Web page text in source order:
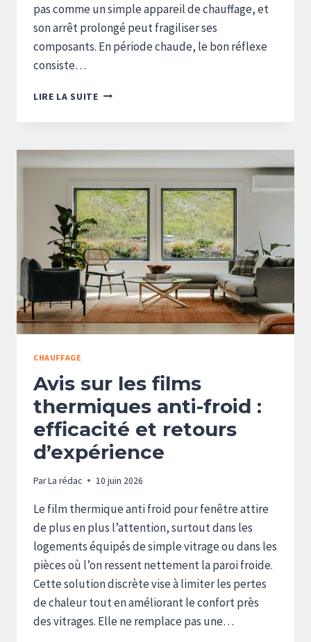
pas comme un simple appareil de chauffage, et
son arrêt prolongé peut fragiliser ses
composants. En période chaude, le bon réflexe
consiste…
LIRE LA SUITEFAUT-
POMPE
À
L’ÉTÉ
?
CE
QU’IL
FAUT
SAVOIR
CHAUFFAGE
Avis sur les films
thermiques anti-froid :
efficacité et retours
d’expérience
ParLa rédac 10 juin 2026
Le film thermique anti froid pour fenêtre attire
de plus en plus l’attention, surtout dans les
logements équipés de simple vitrage ou dans les
pièces où l’on ressent nettement la paroi froide.
Cette solution discrète vise à limiter les pertes
de chaleur tout en améliorant le confort près
des vitrages. Elle ne remplace pas une…